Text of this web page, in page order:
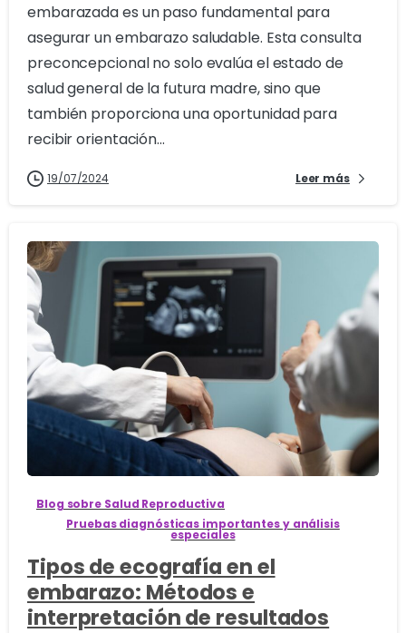
embarazada es un paso fundamental para
asegurar un embarazo saludable. Esta consulta
preconcepcional no solo evalúa el estado de
salud general de la futura madre, sino que
también proporciona una oportunidad para
recibir orientación...
19/07/2024 Leer más
Blog sobre Salud Reproductiva
Pruebas diagnósticas importantes y análisis
especiales
Tipos de ecografía en el
embarazo: Métodos e
interpretación de resultados